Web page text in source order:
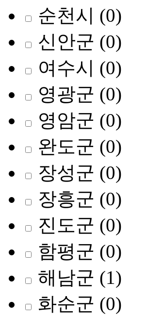
순천시 (0)
신안군 (0)
여수시 (0)
영광군 (0)
영암군 (0)
완도군 (0)
장성군 (0)
장흥군 (0)
진도군 (0)
함평군 (0)
해남군 (1)
화순군 (0)